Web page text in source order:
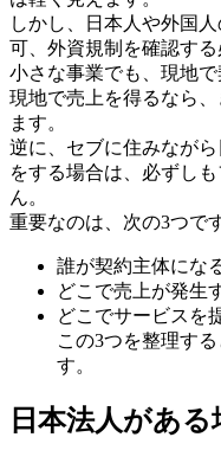
しかし、日本人や外国
可、外資規制を確認する
小さな事業でも、現地
現地で売上を得るなら
ます。
逆に、セブに住みなが
をする場合は、必ずし
ん。
重要なのは、次の3つで
誰が契約主体にな
どこで売上が発生
どこでサービスを
この3つを整理す
す。
日本法人があ